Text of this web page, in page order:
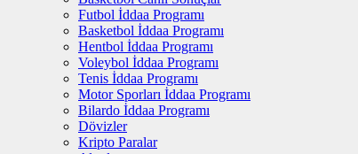
Futbol İddaa Programı
Basketbol İddaa Programı
Hentbol İddaa Programı
Voleybol İddaa Programı
Tenis İddaa Programı
Motor Sporları İddaa Programı
Bilardo İddaa Programı
Dövizler
Kripto Paralar